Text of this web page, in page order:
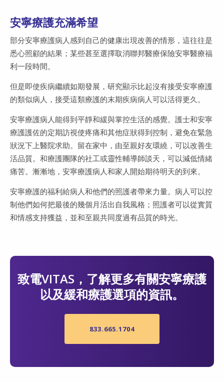
安寧療護充滿希望
部分安寧療護病人感到自己的健康出現改善的情形，這往往是
悉心照顧的結果；某些甚至選擇取消聯邦醫療保險安寧醫療福
利一段時間。
但是即使疾病繼續如期發展，研究顯示比起沒有接受安寧療護
的類似病人，接受這類療護的末期疾病病人可以活得更久。
安寧療護病人能得到平靜和緩與掌控生活的感覺。護士和安寧
療護護佐的定期訪視使疼痛和其他症狀得到控制，避免在緊急
狀況下上醫院求助。留在家中，由至親好友環繞，可以改善生
活品質。和療護團隊的社工或靈性輔導師談天，可以減低情緒
痛苦。漸漸地，安寧療護病人和家人開始期待明天的到來。
安寧療護的福利給病人和他們的照護者帶來力量。病人可以控
制他們如何把最後的幾個月活出自我風格；照護者可以從實質
和情感支持獲益，並和至親共同度過有品質的時光。
致電VITAS，了解更多有關安寧療護
以及緩和療護選項的資訊。
833.665.1704